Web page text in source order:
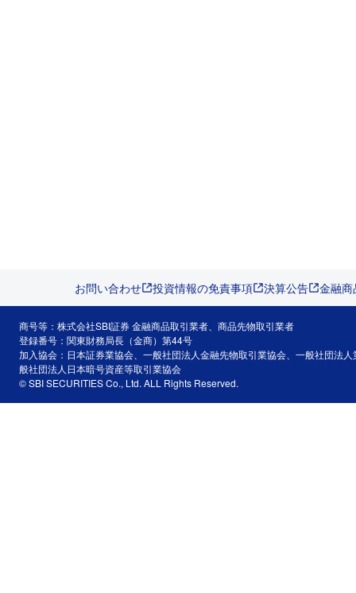
お問い合わせ 投資情報の免責事項 決算公告 金融
商号等：株式会社SBI証券 金融商品取引業者、商品先物取引業者
登録番号：関東財務局長（金商）第44号
加入協会：日本証券業協会、一般社団法人金融先物取引業協会、一般社団法
般社団法人日本暗号資産等取引業協会
© SBI SECURITIES Co., Ltd. ALL Rights Reserved.